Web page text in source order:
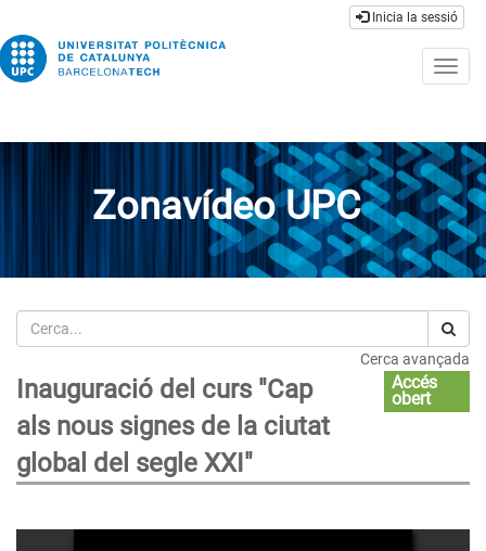
Inicia la sessió
Zonavídeo UPC
Cerca
Cerca avançada
Inauguració del curs "Cap
als nous signes de la ciutat
global del segle XXI"
Accés
obert